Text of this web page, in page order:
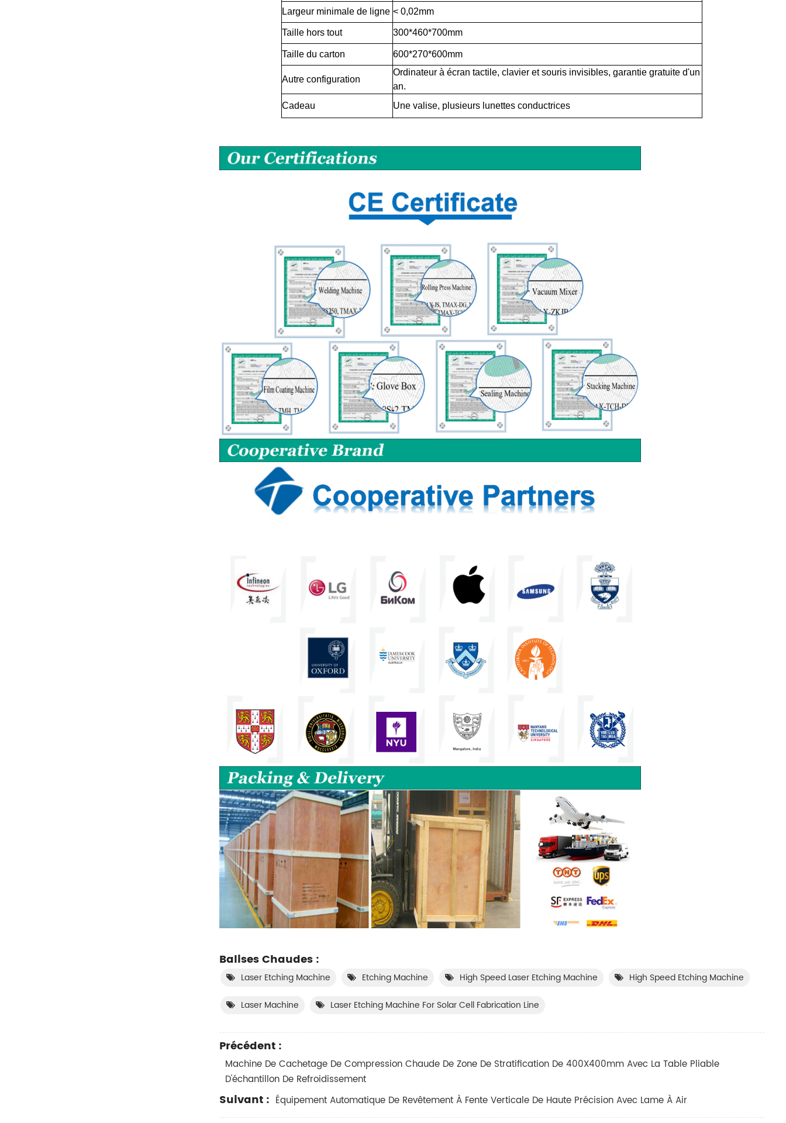
Largeur minimale de ligne < 0,02mm
Taille hors tout 300*460*700mm
Taille du carton 600*270*600mm
Autre configuration
Ordinateur à écran tactile, clavier et souris invisibles, garantie gratuite d'un
an.
Cadeau
Une valise, plusieurs lunettes conductrices
Balises Chaudes :
Laser Etching Machine Etching Machine High Speed Laser Etching Machine High Speed Etching Machine
Laser Machine Laser Etching Machine For Solar Cell Fabrication Line
Précédent :
Machine De Cachetage De Compression Chaude De Zone De Stratification De 400X400mm Avec La Table Pliable
D'échantillon De Refroidissement
Suivant : Équipement Automatique De Revêtement À Fente Verticale De Haute Précision Avec Lame À Air